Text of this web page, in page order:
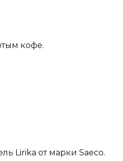
кофе.
Lirika от марки Saeco.